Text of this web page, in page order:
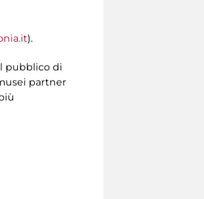
).
pubblico di
partner